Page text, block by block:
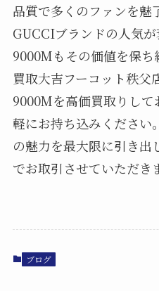
品質で多くのファンを魅
GUCCIブランドの人気が
9000Mもその価値を保
買取大吉フーコット秩
9000Mを高価買取りし
軽にお持ち込みくださ
の魅力を最大限に引き出
でお取引させていただき
ブログ